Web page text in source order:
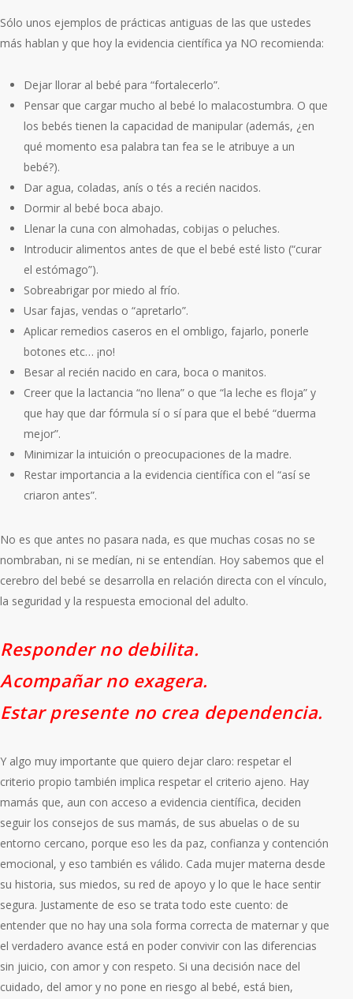
Sólo unos ejemplos de prácticas antiguas de las que ustedes
más hablan y que hoy la evidencia científica ya NO recomienda:
Dejar llorar al bebé para “fortalecerlo”.
Pensar que cargar mucho al bebé lo malacostumbra. O que
los bebés tienen la capacidad de manipular (además, ¿en
qué momento esa palabra tan fea se le atribuye a un
bebé?).
Dar agua, coladas, anís o tés a recién nacidos.
Dormir al bebé boca abajo.
Llenar la cuna con almohadas, cobijas o peluches.
Introducir alimentos antes de que el bebé esté listo (“curar
el estómago”).
Sobreabrigar por miedo al frío.
Usar fajas, vendas o “apretarlo”.
Aplicar remedios caseros en el ombligo, fajarlo, ponerle
botones etc… ¡no!
Besar al recién nacido en cara, boca o manitos.
Creer que la lactancia “no llena” o que “la leche es floja” y
que hay que dar fórmula sí o sí para que el bebé “duerma
mejor”.
Minimizar la intuición o preocupaciones de la madre.
Restar importancia a la evidencia científica con el “así se
criaron antes”.
No es que antes no pasara nada, es que muchas cosas no se
nombraban, ni se medían, ni se entendían. Hoy sabemos que el
cerebro del bebé se desarrolla en relación directa con el vínculo,
la seguridad y la respuesta emocional del adulto.
Responder no debilita.
Acompañar no exagera.
Estar presente no crea dependencia.
Y algo muy importante que quiero dejar claro: respetar el
criterio propio también implica respetar el criterio ajeno. Hay
mamás que, aun con acceso a evidencia científica, deciden
seguir los consejos de sus mamás, de sus abuelas o de su
entorno cercano, porque eso les da paz, confianza y contención
emocional, y eso también es válido. Cada mujer materna desde
su historia, sus miedos, su red de apoyo y lo que le hace sentir
segura. Justamente de eso se trata todo este cuento: de
entender que no hay una sola forma correcta de maternar y que
el verdadero avance está en poder convivir con las diferencias
sin juicio, con amor y con respeto. Si una decisión nace del
cuidado, del amor y no pone en riesgo al bebé, está bien,